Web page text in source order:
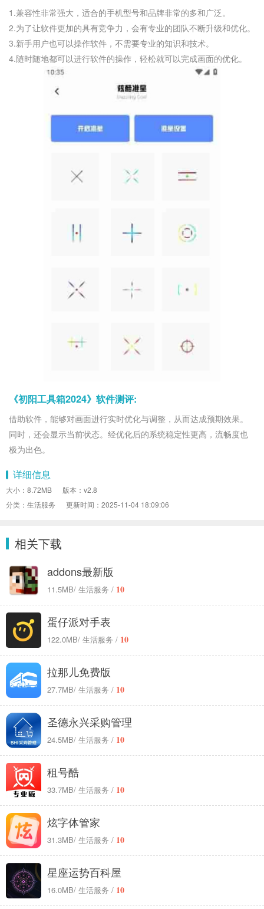
1.兼容性非常强大，适合的手机型号和品牌非常的多和广泛。
2.为了让软件更加的具有竞争力，会有专业的团队不断升级和优化。
3.新手用户也可以操作软件，不需要专业的知识和技术。
4.随时随地都可以进行软件的操作，轻松就可以完成画面的优化。
《初阳工具箱2024》软件测评:
借助软件，能够对画面进行实时优化与调整，从而达成预期效果。
同时，还会显示当前状态。经优化后的系统稳定性更高，流畅度也
极为出色。
详细信息
大小：8.72MB
版本：v2.8
分类：生活服务
更新时间：2025-11-04 18:09:06
相关下载
addons最新版
11.5MB/ 生活服务 / 10
蛋仔派对手表
122.0MB/ 生活服务 / 10
拉那儿免费版
27.7MB/ 生活服务 / 10
圣德永兴采购管理
24.5MB/ 生活服务 / 10
租号酷
33.7MB/ 生活服务 / 10
炫字体管家
31.3MB/ 生活服务 / 10
星座运势百科屋
16.0MB/ 生活服务 / 10